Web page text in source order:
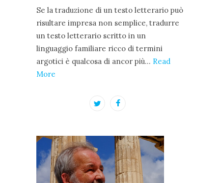
Se la traduzione di un testo letterario può
risultare impresa non semplice, tradurre
un testo letterario scritto in un
linguaggio familiare ricco di termini
argotici è qualcosa di ancor più… Read
More